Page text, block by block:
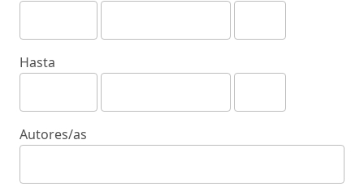
Hasta
Autores/as